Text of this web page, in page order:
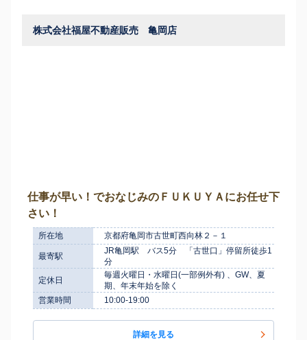
株式会社福屋不動産販売 亀岡店
仕事が早い！でおなじみのＦＵＫＵＹＡにお任せ下
さい！
所在地 京都府亀岡市古世町西向林２－１
最寄駅
JR亀岡駅 バス5分 「古世口」停留所徒歩1
分
定休日
毎週火曜日・水曜日(一部例外有) 、GW、夏
期、年末年始を除く
営業時間
10:00-19:00
詳細を見る